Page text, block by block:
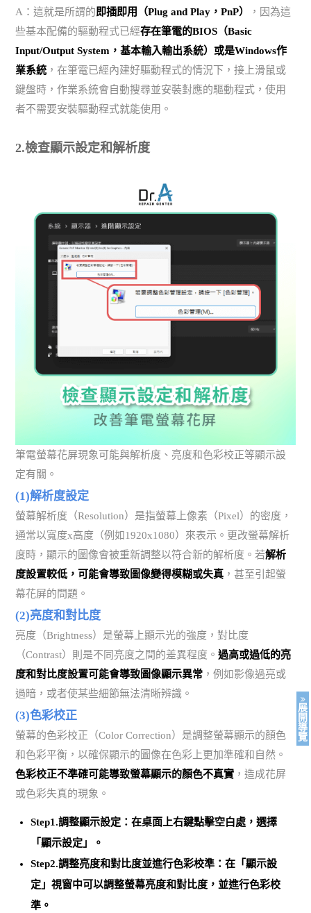
A：這就是所謂的即插即用（Plug and Play，PnP）
，因為這
些基本配備的驅動程式已經存在筆電的BIOS（Basic
Input/Output System，基本輸入輸出系統）或是Windows作
業系統 ，在筆電已經內建好驅動程式的情況下，接上滑鼠或
鍵盤時，作業系統會自動搜尋並安裝對應的驅動程式，使用
者不需要安裝驅動程式就能使用。
2.檢查顯示設定和解析度
筆電螢幕花屏現象可能與解析度、亮度和色彩校正等顯示設
定有關。
(1)解析度設定
螢幕解析度（Resolution）是指螢幕上像素（Pixel）的密度，
通常以寬度x高度（例如1920x1080）來表示。更改螢幕解析
度時，顯示的圖像會被重新調整以符合新的解析度。若解析
度設置較低，可能會導致圖像變得模糊或失真 ，甚至引起螢
幕花屏的問題。
(2)亮度和對比度
亮度（Brightness）是螢幕上顯示光的強度，對比度
（Contrast）則是不同亮度之間的差異程度。過高或過低的亮
度和對比度設置可能會導致圖像顯示異常 ，例如影像過亮或
過暗，或者使某些細節無法清晰辨識。
(3)色彩校正
螢幕的色彩校正（Color Correction）是調整螢幕顯示的顏色
和色彩平衡，以確保顯示的圖像在色彩上更加準確和自然。
色彩校正不準確可能導致螢幕顯示的顏色不真實 ，造成花屏
或色彩失真的現象。
Step1.調整顯示設定：在桌面上右鍵點擊空白處，選擇
「顯示設定」。
Step2.調整亮度和對比度並進行色彩校準：在「顯示設
定」視窗中可以調整螢幕亮度和對比度，並進行色彩校
準。
展
開
導
覽